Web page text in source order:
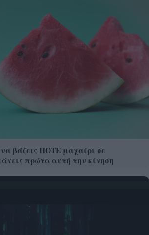
βάζεις ΠΟΤΕ μαχαίρι σε
πρώτα αυτή την κίνηση